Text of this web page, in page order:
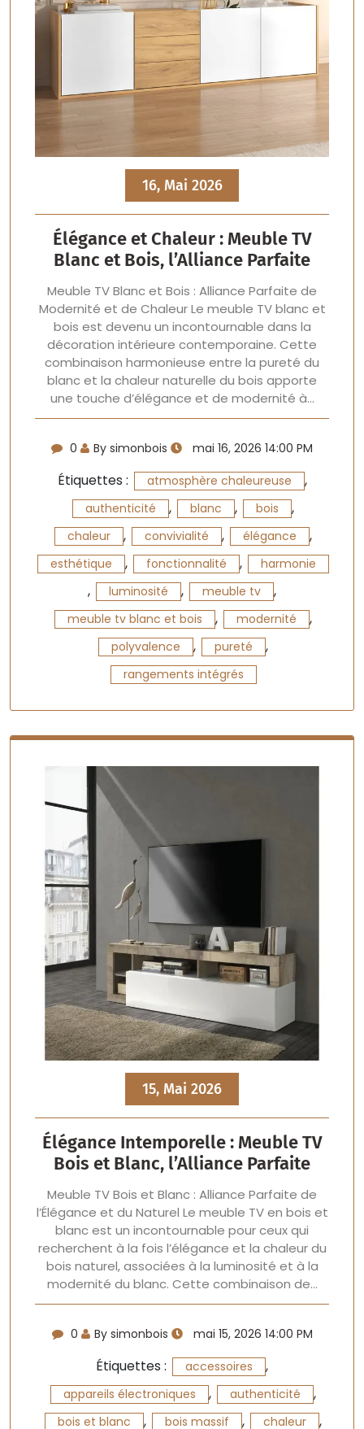
16, Mai 2026
Élégance et Chaleur : Meuble TV
Blanc et Bois, l’Alliance Parfaite
Meuble TV Blanc et Bois : Alliance Parfaite de
Modernité et de Chaleur Le meuble TV blanc et
bois est devenu un incontournable dans la
décoration intérieure contemporaine. Cette
combinaison harmonieuse entre la pureté du
blanc et la chaleur naturelle du bois apporte
une touche d’élégance et de modernité à…
0 By simonbois mai 16, 2026 14:00 PM
Étiquettes : atmosphère chaleureuse ,
authenticité , blanc , bois ,
chaleur , convivialité , élégance ,
esthétique , fonctionnalité , harmonie
, luminosité , meuble tv ,
meuble tv blanc et bois , modernité ,
polyvalence , pureté ,
rangements intégrés
15, Mai 2026
Élégance Intemporelle : Meuble TV
Bois et Blanc, l’Alliance Parfaite
Meuble TV Bois et Blanc : Alliance Parfaite de
l’Élégance et du Naturel Le meuble TV en bois et
blanc est un incontournable pour ceux qui
recherchent à la fois l’élégance et la chaleur du
bois naturel, associées à la luminosité et à la
modernité du blanc. Cette combinaison de…
0 By simonbois mai 15, 2026 14:00 PM
Étiquettes : accessoires ,
appareils électroniques , authenticité ,
bois et blanc , bois massif , chaleur ,